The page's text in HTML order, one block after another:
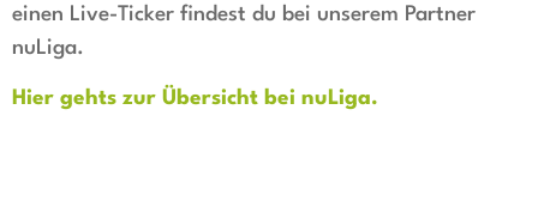
einen Live-Ticker findest du bei unserem Partner
nuLiga.
Hier gehts zur Übersicht bei nuLiga.